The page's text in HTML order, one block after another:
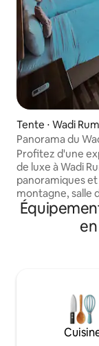
Tente ⋅ Wadi
Panorama du
et bulles
Profitez d'une
de luxe à Wadi
panoramiques
montagne, salle
climatisation,
de feu. Nous
en jeep et des
dans des tentes
avec vue sur la
privée,
feu de camp.